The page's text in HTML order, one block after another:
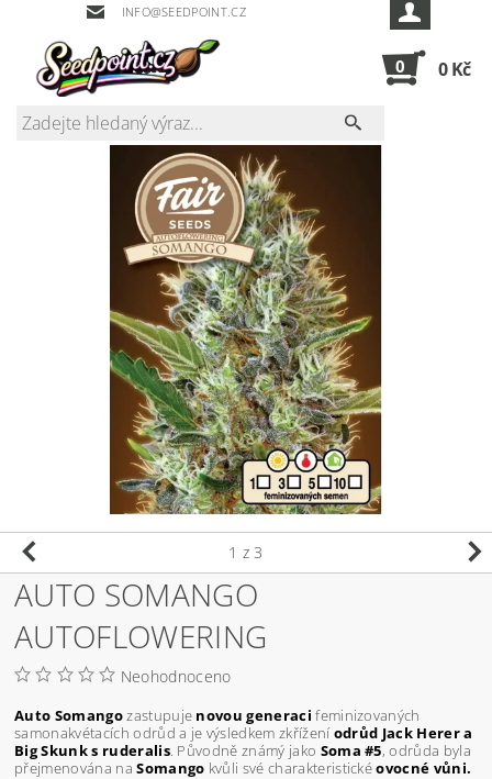
INFO@SEEDPOINT.CZ
0 0 Kč
1 z 3
AUTO SOMANGO
AUTOFLOWERING
Neohodnoceno
Auto Somangozastupuje novou generaci feminizovaných
samonakvétacích odrůd a je výsledkem zkřížení odrůd Jack Herer a
Big Skunk s ruderalis. Původně známý jako Soma #5, odrůda byla
přejmenována naSomango kvůli své charakteristickéovocné vůni.